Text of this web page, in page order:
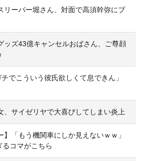
リーパー堀さん、対面で高須幹弥にブ
ッズ43億キャンセルおばさん、ご尊顔
チでこういう彼氏欲しくて息できん」
、サイゼリヤで大喜びしてしまい炎上
】「もう機関車にしか見えないｗｗ」
るコマがこちら